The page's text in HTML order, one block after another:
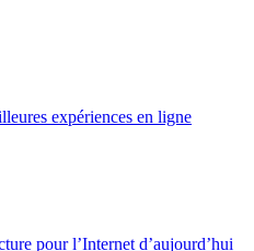
expériences en ligne
pour l’Internet d’aujourd’hui